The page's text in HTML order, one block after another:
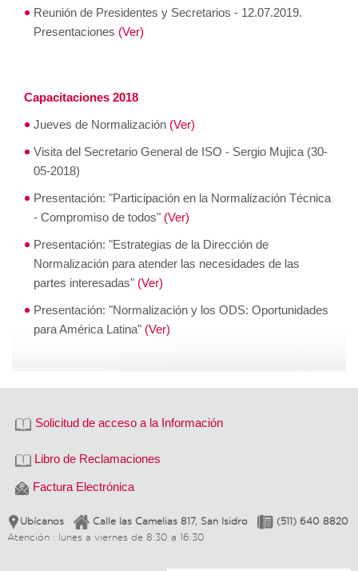
Reunión de Presidentes y Secretarios - 12.07.2019.
Presentaciones (Ver)
Capacitaciones 2018
Jueves de Normalización (Ver)
Visita del Secretario General de ISO - Sergio Mujica (30-
05-2018)
Presentación: "Participación en la Normalización Técnica
- Compromiso de todos" (Ver)
Presentación: "Estrategias de la Dirección de
Normalización para atender las necesidades de las
partes interesadas" (Ver)
Presentación: "Normalización y los ODS: Oportunidades
para América Latina" (Ver)
Solicitud de acceso a la Información
Libro de Reclamaciones
Factura Electrónica
Ubícanos Calle las Camelias 817, San Isidro
(511) 640 8820
Atención : lunes a viernes de 8:30 a 16:30